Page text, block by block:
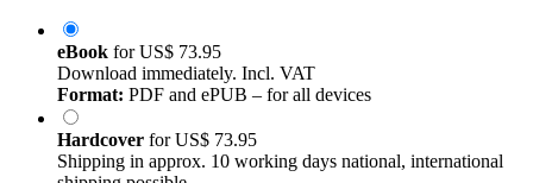
eBook forUS$ 73.95
Download immediately. Incl. VAT
Format: PDF and ePUB – for all devices
Hardcover forUS$ 73.95
Shipping in approx. 10 working days national, international